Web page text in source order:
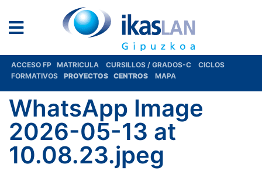
ACCESO FP MATRICULA CURSILLOS / GRADOS-C
CICLOS
FORMATIVOS
PROYECTOS CENTROS MAPA
WhatsApp Image
2026-05-13 at
10.08.23.jpeg